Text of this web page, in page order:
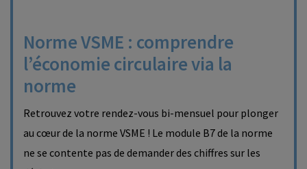
Norme VSME : comprendre
l’économie circulaire via la
norme
Retrouvez votre rendez-vous bi-mensuel pour plonger
au cœur de la norme VSME ! Le module B7 de la norme
ne se contente pas de demander des chiffres sur les